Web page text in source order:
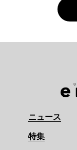
ニュース
特集